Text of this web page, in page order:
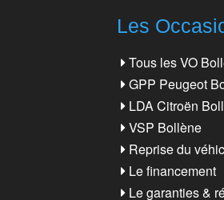
Les
Tous les VO
GPP Peugeot
LDA Citroën
VSP Bollène
Reprise du
Le financement
Le garanties &